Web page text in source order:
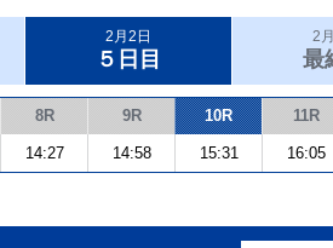
2月2日
５日目
2
最
8R 9R 10R 11R
14:27 14:58 15:31 16:05